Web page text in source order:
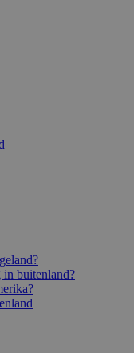
in buitenland?